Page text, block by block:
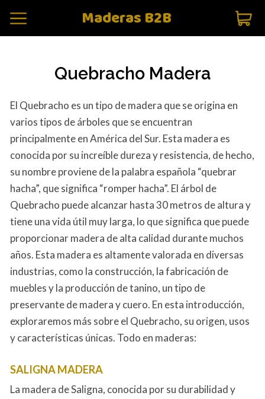
Maderas B2B
Quebracho Madera
El Quebracho es un tipo de madera que se origina en
varios tipos de árboles que se encuentran
principalmente en América del Sur. Esta madera es
conocida por su increíble dureza y resistencia, de hecho,
su nombre proviene de la palabra española “quebrar
hacha”, que significa “romper hacha”. El árbol de
Quebracho puede alcanzar hasta 30 metros de altura y
tiene una vida útil muy larga, lo que significa que puede
proporcionar madera de alta calidad durante muchos
años. Esta madera es altamente valorada en diversas
industrias, como la construcción, la fabricación de
muebles y la producción de tanino, un tipo de
preservante de madera y cuero. En esta introducción,
exploraremos más sobre el Quebracho, su origen, usos
y características únicas. Todo en maderas:
SALIGNA MADERA
La madera de Saligna, conocida por su durabilidad y